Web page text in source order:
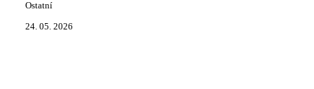
Ostatní
24. 05. 2026